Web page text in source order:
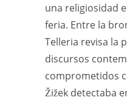
una religiosidad
feria. Entre la
Telleria revisa la
discursos
comprometidos
Žižek detectaba